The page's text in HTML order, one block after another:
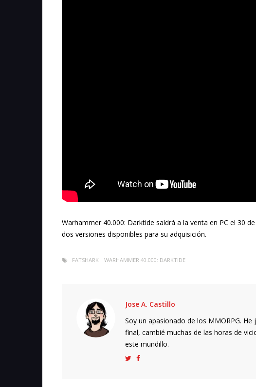
Warhammer 40.000: Darktide saldrá a la venta en PC el 30
dos versiones disponibles para su adquisición.
FATSHARK WARHAMMER 40.000: DARKTIDE
Jose A. Castillo
Soy un apasionado de los MMORPG.
final, cambié muchas de las horas de
este mundillo.